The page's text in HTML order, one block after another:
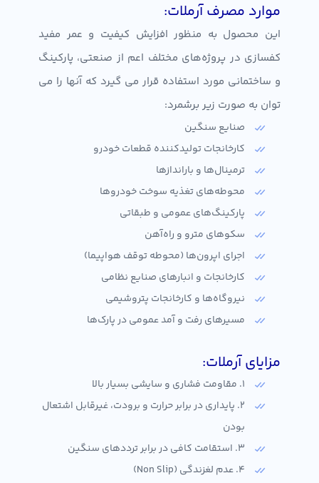
موارد مصرف آرملات:
این محصول به منظور افزایش کیفیت و عمر مفید
کفسازی در پروژه‌های مختلف اعم از صنعتی، پارکینگ
و ساختمانی مورد استفاده قرار می گیرد که آنها را می
توان به صورت زیر برشمرد:
صنایع سنگین
کارخانجات تولیدکننده قطعات خودرو
ترمینال‌ها و باراندازها
محوطه‌های تغذیه سوخت خودروها
پارکینگ‌های عمومی و طبقاتی
سکوهای مترو و راه‌آهن
اجرای اپرون‌ها (محوطه توقف هواپیما)
کارخانجات و انبارهای صنایع نظامی
نیروگاه‌ها و کارخانجات پتروشیمی
مسیرهای رفت و آمد عمومی در پارک‌ها
مزایای آرملات:
1. مقاومت فشاری و سایشی بسیار بالا
2. پایداری در برابر حرارت و برودت، غیرقابل اشتعال
بودن
3. استقامت کافی در برابر ترددهای سنگین
4. عدم لغزندگی (Non Slip)